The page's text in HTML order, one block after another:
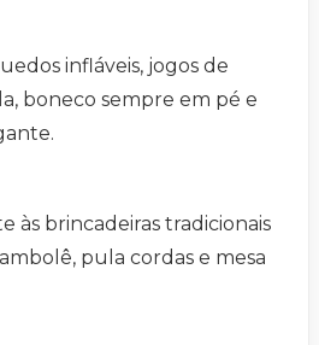
infláveis, jogos de
boneco sempre em pé e
às brincadeiras tradicionais
pula cordas e mesa